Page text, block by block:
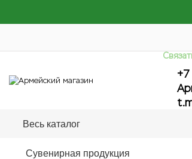
Весь каталог
Сувенирная продукция